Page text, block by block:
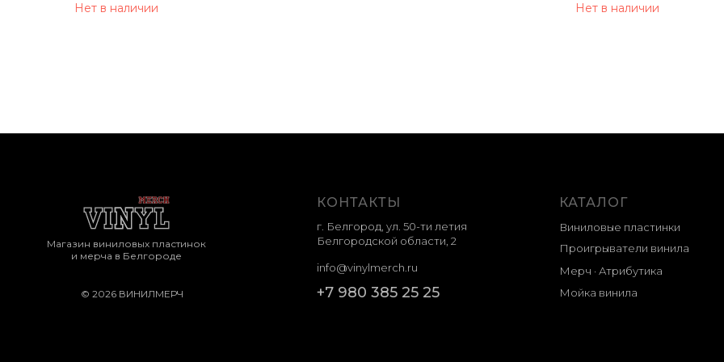
Нет в наличии Нет в наличии
КОНТАКТЫ
г. Белгород, ул. 50-ти летия
Белгородской области, 2
КАТАЛОГ
Виниловые пластинки
+7 980 385 25 25
Магазин виниловых пластинок
и мерча в Белгороде
Проигрыватели винила
Мерч · Атрибутика
Мойка винила
© 2026 ВИНИЛМЕРЧ
info@vinylmerch.ru